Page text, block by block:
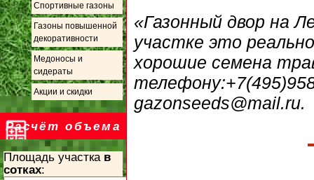
Спортивные газоны
Газоны повышенной
декоративности
Медоносы и
сидераты
Акции и скидки
Расчёт объема
Площадь участка в
сотках:
«Газонный двор на
участке это
хорошие семена
gazonseeds@mail.ru.